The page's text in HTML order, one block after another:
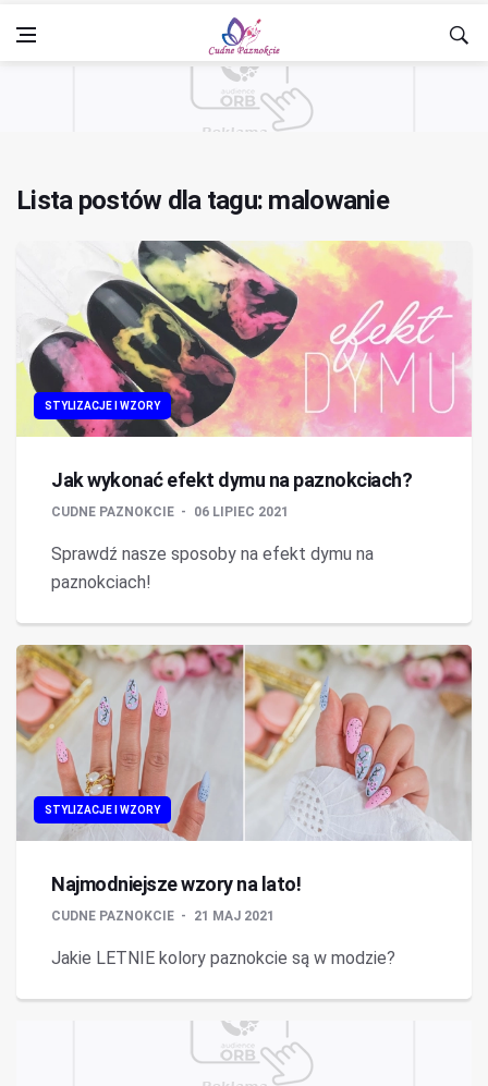
Lista postów dla tagu: malowanie
STYLIZACJE I WZORY
Jak wykonać efekt dymu na paznokciach?
CUDNE PAZNOKCIE 06 LIPIEC 2021
Sprawdź nasze sposoby na efekt dymu na
paznokciach!
STYLIZACJE I WZORY
Najmodniejsze wzory na lato!
CUDNE PAZNOKCIE 21 MAJ 2021
Jakie LETNIE kolory paznokcie są w modzie?